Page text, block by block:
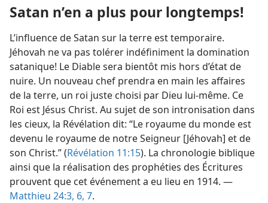
Satan n’en a plus pour longtemps!
L’influence de Satan sur la terre est temporaire.
Jéhovah ne va pas tolérer indéfiniment la domination
satanique! Le Diable sera bientôt mis hors d’état de
nuire. Un nouveau chef prendra en main les affaires
de la terre, un roi juste choisi par Dieu lui-​même. Ce
Roi est Jésus Christ. Au sujet de son intronisation dans
les cieux, la Révélation dit: “Le royaume du monde est
devenu le royaume de notre Seigneur [Jéhovah] et de
son Christ.” (Révélation 11:15). La chronologie biblique
ainsi que la réalisation des prophéties des Écritures
prouvent que cet événement a eu lieu en 1914. —
Matthieu 24:3, 6, 7.